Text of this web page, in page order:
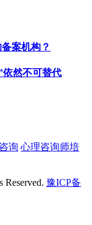
案机构？
然不可替代
询 心理咨询师培
Reserved. 豫ICP备